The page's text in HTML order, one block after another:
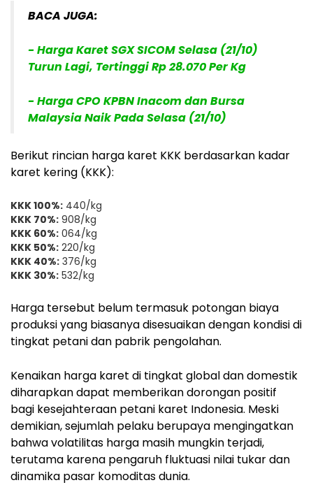
BACA JUGA:
- Harga Karet SGX SICOM Selasa (21/10)
Turun Lagi, Tertinggi Rp 28.070 Per Kg
- Harga CPO KPBN Inacom dan Bursa
Malaysia Naik Pada Selasa (21/10)
Berikut rincian harga karet KKK berdasarkan kadar
karet kering (KKK):
KKK 100%: 440/kg
KKK 70%: 908/kg
KKK 60%: 064/kg
KKK 50%: 220/kg
KKK 40%: 376/kg
KKK 30%: 532/kg
Harga tersebut belum termasuk potongan biaya
produksi yang biasanya disesuaikan dengan kondisi di
tingkat petani dan pabrik pengolahan.
Kenaikan harga karet di tingkat global dan domestik
diharapkan dapat memberikan dorongan positif
bagi kesejahteraan petani karet Indonesia. Meski
demikian, sejumlah pelaku berupaya mengingatkan
bahwa volatilitas harga masih mungkin terjadi,
terutama karena pengaruh fluktuasi nilai tukar dan
dinamika pasar komoditas dunia.